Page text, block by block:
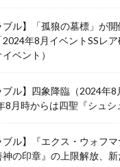
ブル】「孤狼の墓標」が
2024年8月イベントSSレ
ベント）
ブル】四象降臨（2024年
8月時からは四聖『シュシ
ブル】『エクス・ウォフ
神の印章』の上限解放、